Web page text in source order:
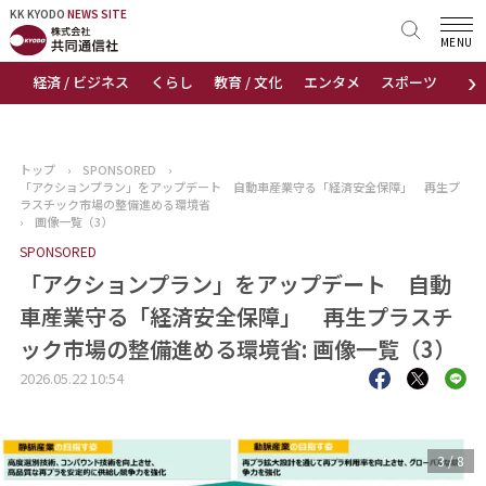
KK KYODO NEWS SITE
›
経済 / ビジネス くらし 教育 / 文化 エンタメ スポーツ 地域
MENU
KK KYODONEWS SITE
トップページ
ニュース
おすすめコンテンツ
出版物
会社概要
トップ › SPONSORED
›
「アクションプラン」をアップデート 自動車産業守る「経済安全保障」 再生プ
ラスチック市場の整備進める環境省
›
画像一覧（3）
SPONSORED
「アクションプラン」をアップデート 自動
車産業守る「経済安全保障」 再生プラスチ
ック市場の整備進める環境省: 画像一覧（3）
2026.05.22 10:54
3/8